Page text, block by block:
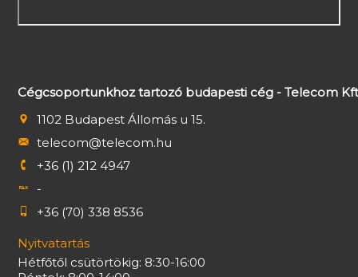
Cégcsoportunkhoz tartozó budapesti cég - Telecom
1102 Budapest Állomás u 15.
telecom@telecom.hu
+36 (1) 212 4947
-
+36 (70) 338 8536
Nyitvatartás
Hétfőtől csütörtökig: 8:30-16:00